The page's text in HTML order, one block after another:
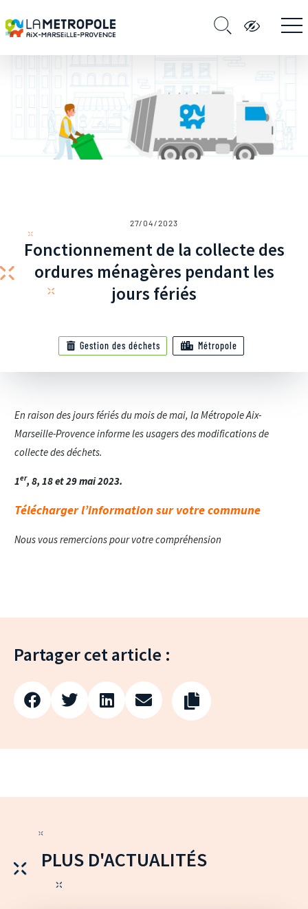
27/04/2023
Fonctionnement de la collecte des
ordures ménagères pendant les
jours fériés
Gestion des déchets Métropole
En raison des jours fériés du mois de mai, la Métropole Aix-
Marseille-Provence informe les usagers des modifications de
collecte des déchets.
1er, 8, 18 et 29 mai 2023.
Télécharger l’information sur votre commune
Nous vous remercions pour votre compréhension
Partager cet article :
PLUS D'ACTUALITÉS